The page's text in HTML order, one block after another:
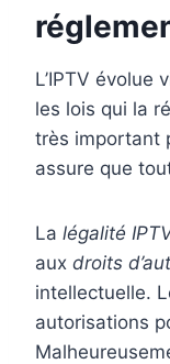
L’IPTV évolue
les lois qui la
très important
assure que
La légalité
aux droits
intellectuelle.
autorisations